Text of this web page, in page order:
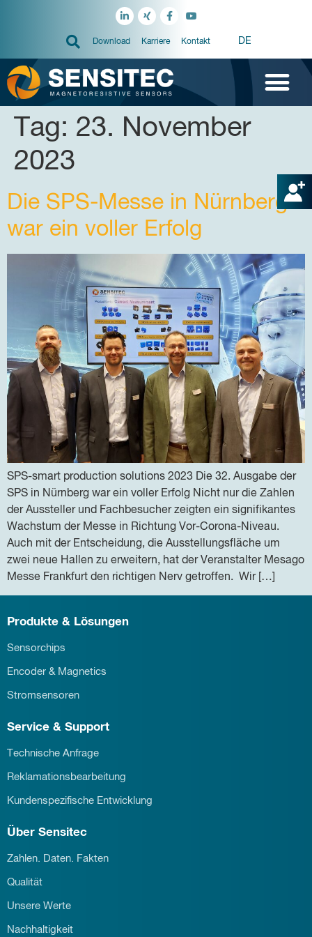
Download Karriere Kontakt DE
Tag: 23. November
2023
Die SPS-Messe in Nürnberg
war ein voller Erfolg
SPS-smart production solutions 2023 Die 32. Ausgabe der
SPS in Nürnberg war ein voller Erfolg Nicht nur die Zahlen
der Aussteller und Fachbesucher zeigten ein signifikantes
Wachstum der Messe in Richtung Vor-Corona-Niveau.
Auch mit der Entscheidung, die Ausstellungsfläche um
zwei neue Hallen zu erweitern, hat der Veranstalter Mesago
Messe Frankfurt den richtigen Nerv getroffen. Wir […]
Produkte & Lösungen
Sensorchips
Encoder & Magnetics
Stromsensoren
Service & Support
Technische Anfrage
Reklamationsbearbeitung
Kundenspezifische Entwicklung
Über Sensitec
Zahlen. Daten. Fakten
Qualität
Unsere Werte
Nachhaltigkeit